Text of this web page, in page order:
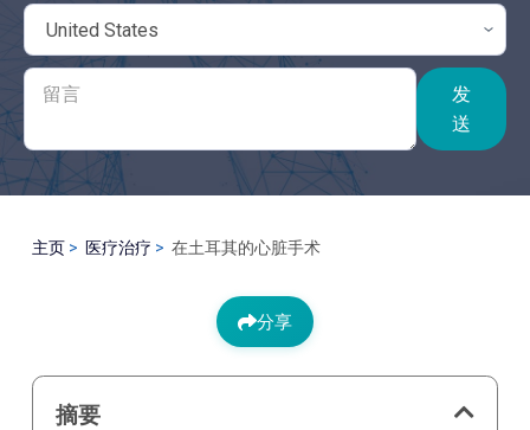
发
送
主页 医疗治疗 在土耳其的心脏手术
分享
摘要